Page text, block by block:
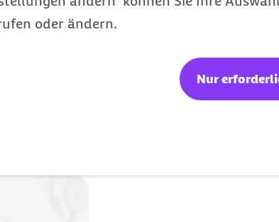
oder ändern.
Nur
der
Phasen-